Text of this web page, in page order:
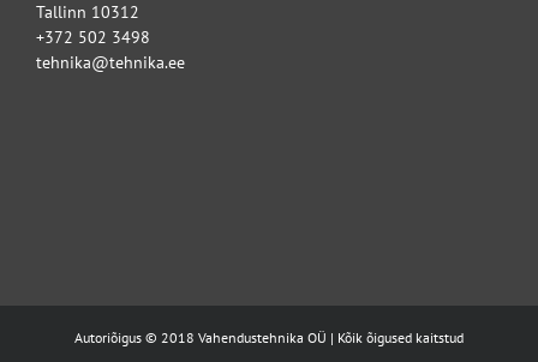
Tallinn 10312
+372 502 3498
tehnika@tehnika.ee
Autoriõigus © 2018 Vahendustehnika OÜ | Kõik õigused kaitstud